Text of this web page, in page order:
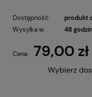
Dostępność:
produkt
Wysyłka w:
48 godzin
Cena: 79,00 zł
Wybierz